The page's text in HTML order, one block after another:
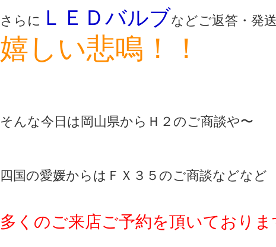
さらに ＬＥＤバルブなどご返答・発
嬉しい悲鳴！！
そんな今日は岡山県からＨ２のご商談や〜
四国の愛媛からはＦＸ３５のご商談などなど
多くのご来店ご予約を頂いておりま